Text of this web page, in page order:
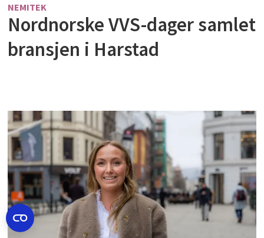
NEMITEK
Nordnorske VVS-dager samlet
bransjen i Harstad